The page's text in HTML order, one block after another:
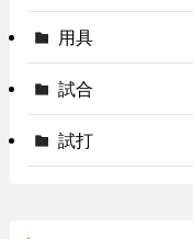
用具
試合
試打